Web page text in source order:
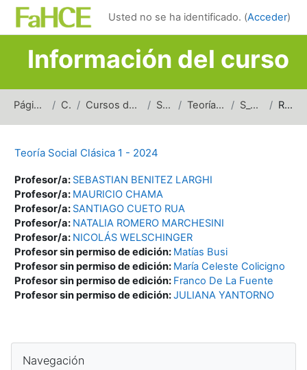
Salta al contenido principal
Usted no se ha identificado. (Acceder)
Información del curso
Página Principal Cursos Cursos de carreras de grado Sociología Teoría Social Clásica S_TSC1_2024 Resumen
Teoría Social Clásica 1 - 2024
Profesor/a: SEBASTIAN BENITEZ LARGHI
Profesor/a: MAURICIO CHAMA
Profesor/a: SANTIAGO CUETO RUA
Profesor/a: NATALIA ROMERO MARCHESINI
Profesor/a: NICOLÁS WELSCHINGER
Profesor sin permiso de edición: Matías Busi
Profesor sin permiso de edición: María Celeste Colicigno
Profesor sin permiso de edición: Franco De La Fuente
Profesor sin permiso de edición:JULIANA YANTORNO
Bloques
Navegación